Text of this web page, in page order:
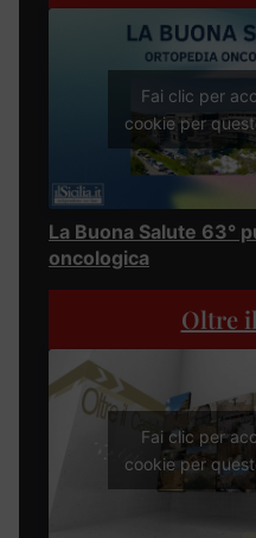
Fai clic per
cookie per
La Buona Salute 63°
oncologica
Oltre
Fai clic per
cookie per